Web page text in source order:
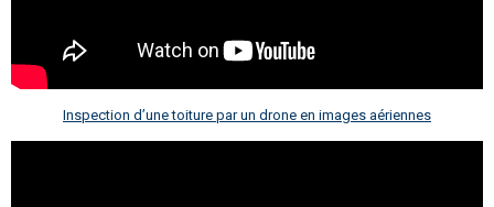
Inspection d’une toiture par un drone en images aériennes